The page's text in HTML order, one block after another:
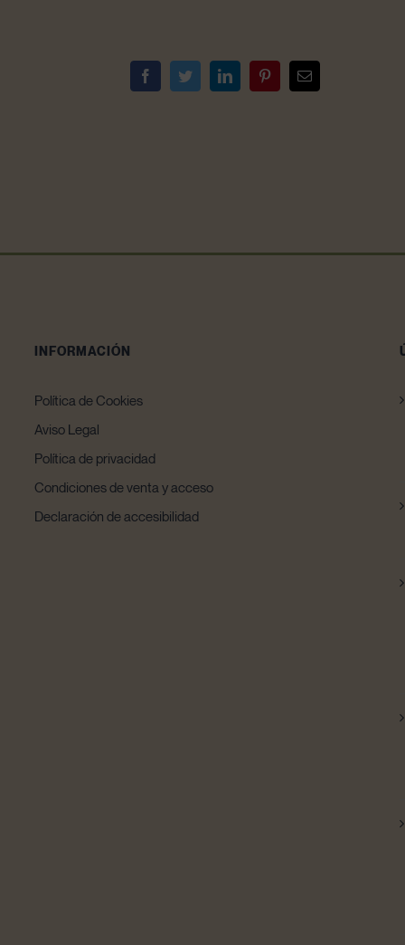
FacebookTwitterLinkedInPinterestCorreo
electrónico
INFORMACIÓN
Política de Cookies
Aviso Legal
Política de privacidad
Condiciones de venta y acceso
Declaración de accesibilidad